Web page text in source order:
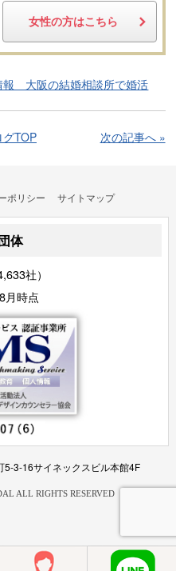
女性の方はこちら
報 大阪の結婚相談所で婚活
TOP 次の記事へ »
ポリシー サイトマップ
体
社）
月時点
3-16サイネックスビル本館4F
ALL RIGHTS RESERVED